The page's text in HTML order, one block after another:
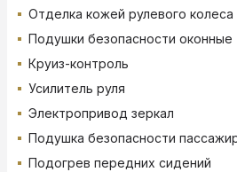
Отделка кожей рулевого колеса
Подушки безопасности оконные
Круиз-контроль
Усилитель руля
Электропривод зеркал
Подушка безопасности
Подогрев передних сидений